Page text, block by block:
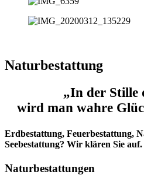
Naturbestattung
„In der Stille
wird man wahre
Erdbestattung, Feuerbestattung,
Seebestattung? Wir klären Sie auf.
Naturbestattungen